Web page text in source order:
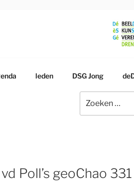
leden DSG Jong
Poll’s geoChao